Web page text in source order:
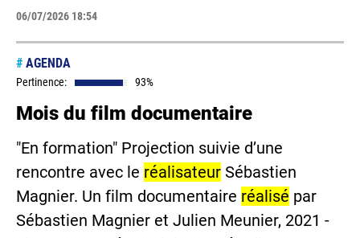
06/07/2026 18:54
# AGENDA
Pertinence: 93%
Mois du film documentaire
"En formation" Projection suivie d’une
rencontre avec le réalisateur Sébastien
Magnier. Un film documentaire réalisé par
Sébastien Magnier et Julien Meunier, 2021 -